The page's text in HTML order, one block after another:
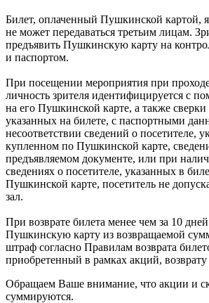
Билет, оплаченный Пушкинской картой,
не может передаваться третьим лицам.
предъявить Пушкинскую карту на
и паспортом.
При посещении мероприятия при
личность зрителя идентифицируется с
на его Пушкинской карте, а также
указанных на билете, с паспортными
несоответствии сведений о посетителе,
купленном по Пушкинской карте,
предъявляемом документе, или при
сведениях о посетителе, указанных в
Пушкинской карте, посетитель не
зал.
При возврате билета менее чем за 10
Пушкинскую карту из возвращаемой
штраф согласно Правилам возврата
приобретенный в рамках акций,
Обращаем Ваше внимание, что акции и
суммируются.